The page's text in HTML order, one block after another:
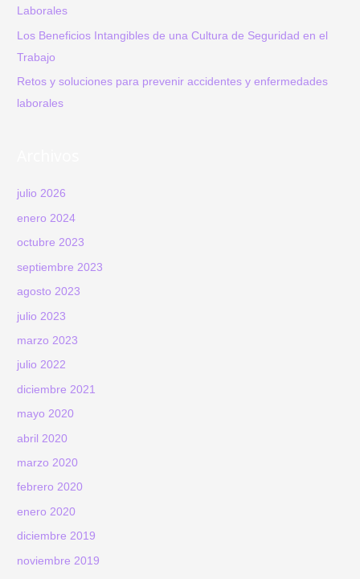
Laborales
Los Beneficios Intangibles de una Cultura de Seguridad en el
Trabajo
Retos y soluciones para prevenir accidentes y enfermedades
laborales
julio 2026
enero 2024
octubre 2023
septiembre 2023
agosto 2023
julio 2023
marzo 2023
julio 2022
diciembre 2021
mayo 2020
abril 2020
marzo 2020
febrero 2020
enero 2020
diciembre 2019
noviembre 2019